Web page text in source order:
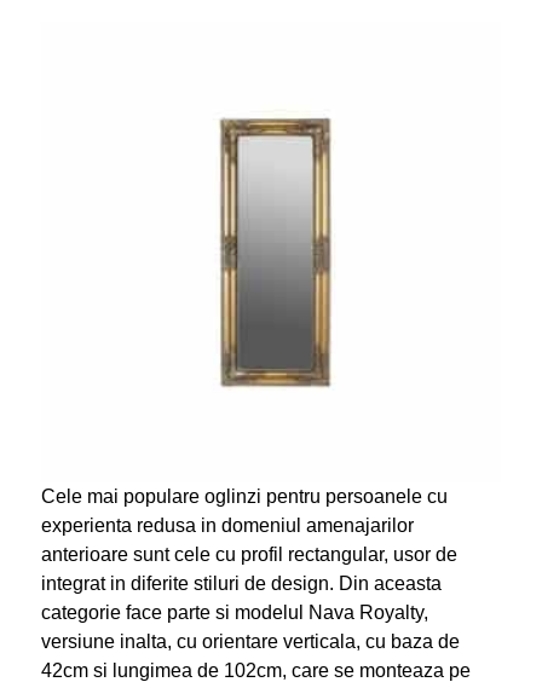
Cele mai populare oglinzi pentru persoanele cu
experienta redusa in domeniul amenajarilor
anterioare sunt cele cu profil rectangular, usor de
integrat in diferite stiluri de design. Din aceasta
categorie face parte si modelul Nava Royalty,
versiune inalta, cu orientare verticala, cu baza de
42cm si lungimea de 102cm, care se monteaza pe